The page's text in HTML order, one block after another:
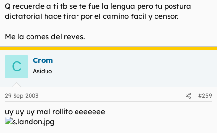
Q recuerde a ti tb se te fue la lengua pero tu postura
dictatorial hace tirar por el camino facil y censor.
Me la comes del reves.
C Crom
Asiduo
29 Sep 2003 #259
uy uy uy mal rollito eeeeeee